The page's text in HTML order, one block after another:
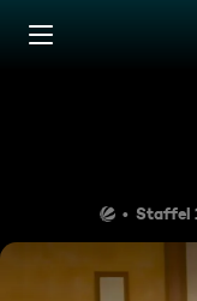
Zum Inhalt
Staffel